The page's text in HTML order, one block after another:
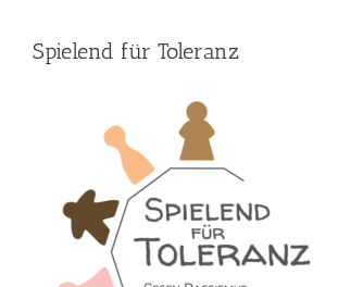
Spielend für Toleranz